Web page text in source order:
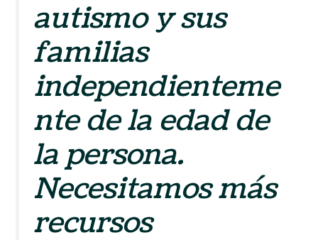
autismo y sus
familias
independienteme
nte de la edad de
la persona.
Necesitamos más
recursos